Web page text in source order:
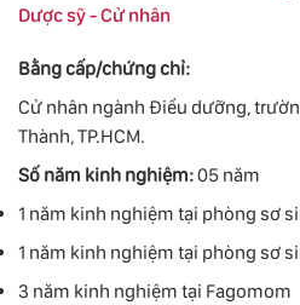
Dược sỹ - Cử nhân
Bằng cấp/chứng chỉ:
Cử nhân ngành Điều dưỡng,
Thành, TP.HCM.
Số năm kinh nghiệm:05 năm
1 năm kinh nghiệm tại phòng sơ
1 năm kinh nghiệm tại phòng sơ
3 năm kinh nghiệm tại Fagomom